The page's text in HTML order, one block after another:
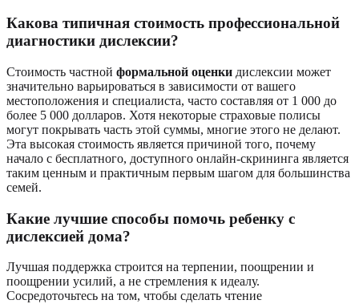
Какова типичная стоимость профессиональной
диагностики дислексии?
Стоимость частной формальной оценки дислексии может
значительно варьироваться в зависимости от вашего
местоположения и специалиста, часто составляя от 1 000 до
более 5 000 долларов. Хотя некоторые страховые полисы
могут покрывать часть этой суммы, многие этого не делают.
Эта высокая стоимость является причиной того, почему
начало с бесплатного, доступного онлайн-скрининга является
таким ценным и практичным первым шагом для большинства
семей.
Какие лучшие способы помочь ребенку с
дислексией дома?
Лучшая поддержка строится на терпении, поощрении и
поощрении усилий, а не стремления к идеалу.
Сосредоточьтесь на том, чтобы сделать чтение